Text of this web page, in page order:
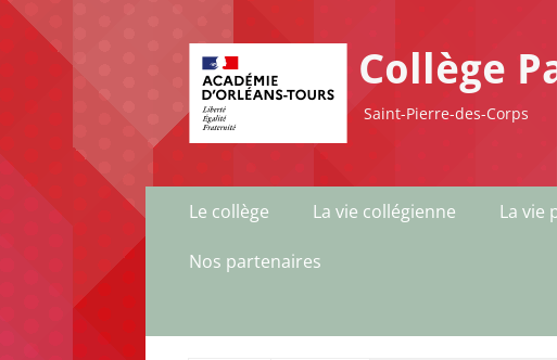
Collège
Saint-Pierre-des-Corps
Menu
principal
contenu
Le collège La vie collégienne La vie
Nos partenaires